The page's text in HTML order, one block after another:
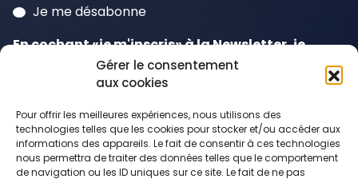
Gérer le consentement
aux cookies
Pour offrir les meilleures expériences, nous utilisons des
technologies telles que les cookies pour stocker et/ou accéder aux
informations des appareils. Le fait de consentir à ces technologies
nous permettra de traiter des données telles que le comportement
de navigation ou les ID uniques sur ce site. Le fait de ne pas
Je me désabonne
En cochant «je m'inscris» à la Newsletter, je
consens à lapolitique de confidentialité
j'accepte que mes données soient traitées à